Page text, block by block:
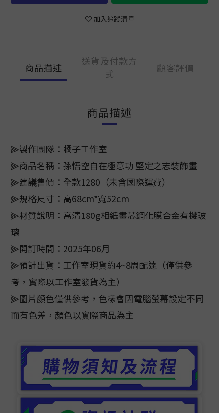
加入追蹤清單
商品描述
送貨及付款方
式
顧客評價
商品描述
⫸製作團隊：橘子工作室
⫸商品名稱：孫悟空自在極意功 堅定之志裝飾畫
⫸建議售價：全款1280（未含國際運費）
⫸規格尺寸：高68cm*寬52cm
⫸材質說明：高清180g相紙畫芯鋼化膜合金有機玻
璃
⫸開訂時間：2025年06月
⫸預計出貨：工作室現貨約4~8周配達（僅供參
考，實際以工作室發貨為主）
⫸圖片顏色僅供參考，色樣會因電腦螢幕設定不同
而有色差，顏色以實際商品為主